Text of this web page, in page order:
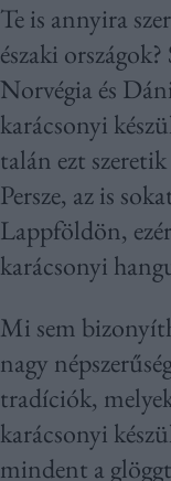
Te is annyira
északi
Norvégia és
karácsonyi
talán ezt
Persze, az is
Lappföldön,
karácsonyi
Mi sem
nagy
tradíciók,
karácsonyi
mindent a